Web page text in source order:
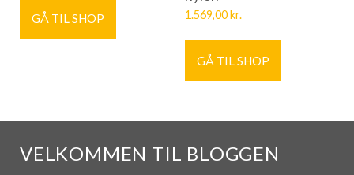
GÅ TIL SHOP 1.569,00kr.
GÅ TIL SHOP
VELKOMMEN TIL BLOGGEN